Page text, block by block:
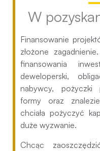
W
Finansowanie
złożone
finansowania
deweloperski,
nabywcy, pożyczki
formy oraz
chciała pożyczyć
duże wyzwanie.
Chcąc